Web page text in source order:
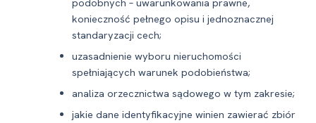
konieczność pełnego opisu i jednoznacznej
standaryzacji cech;
uzasadnienie wyboru nieruchomości
spełniających warunek podobieństwa;
analiza orzecznictwa sądowego w tym zakresie;
jakie dane identyfikacyjne winien zawierać zbiór